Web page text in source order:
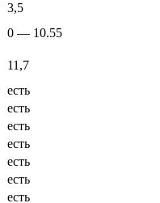
3,5
0 — 10.55
11,7
есть
есть
есть
есть
есть
есть
есть